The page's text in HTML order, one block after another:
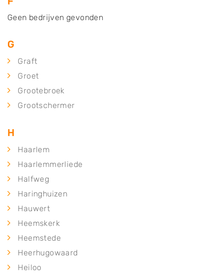
Geen bedrijven gevonden
G
Graft
Groet
Grootebroek
Grootschermer
H
Haarlem
Haarlemmerliede
Halfweg
Haringhuizen
Hauwert
Heemskerk
Heemstede
Heerhugowaard
Heiloo